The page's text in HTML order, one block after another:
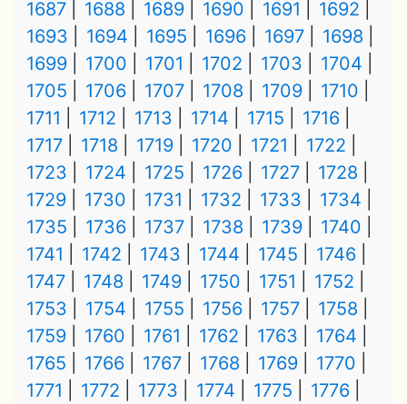
1687
1688 1689 1690 1691
1692
1693
1694 1695 1696 1697
1698
1699
1700 1701 1702 1703
1704
1705
1706 1707 1708 1709
1710
1711
1712 1713 1714 1715
1716
1717
1718 1719 1720 1721
1722
1723
1724 1725 1726 1727
1728
1729
1730 1731 1732 1733
1734
1735
1736 1737 1738 1739
1740
1741
1742 1743 1744 1745
1746
1747
1748 1749 1750 1751
1752
1753
1754 1755 1756 1757
1758
1759
1760 1761 1762 1763
1764
1765
1766 1767 1768 1769
1770
1771
1772 1773 1774 1775
1776